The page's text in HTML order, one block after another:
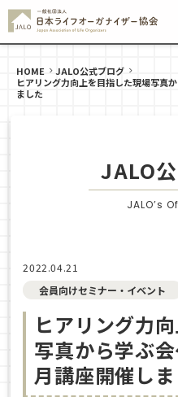
HOME
JALO公式ブログ
ヒアリング力向上を目指した現場写真
ました
JALO
JALO’s
2022.04.21
会員向けセミナー・イベント
ヒアリング力
写真から学ぶ
月講座開催し